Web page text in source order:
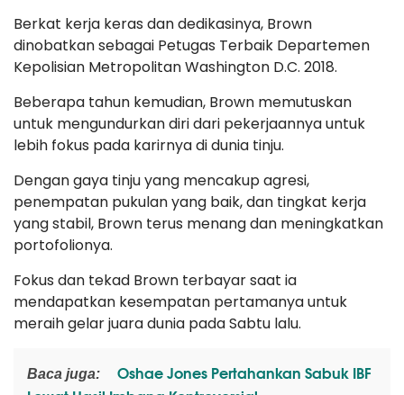
Berkat kerja keras dan dedikasinya, Brown
dinobatkan sebagai Petugas Terbaik Departemen
Kepolisian Metropolitan Washington D.C. 2018.
Beberapa tahun kemudian, Brown memutuskan
untuk mengundurkan diri dari pekerjaannya untuk
lebih fokus pada karirnya di dunia tinju.
Dengan gaya tinju yang mencakup agresi,
penempatan pukulan yang baik, dan tingkat kerja
yang stabil, Brown terus menang dan meningkatkan
portofolionya.
Fokus dan tekad Brown terbayar saat ia
mendapatkan kesempatan pertamanya untuk
meraih gelar juara dunia pada Sabtu lalu.
Baca juga:
Oshae Jones Pertahankan Sabuk IBF